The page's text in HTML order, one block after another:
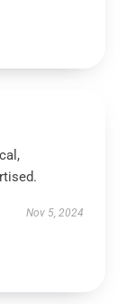
Nov 5, 2024